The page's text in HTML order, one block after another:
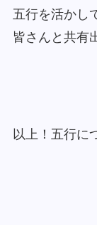
五行を活かし
皆さんと共有
以上！五行に